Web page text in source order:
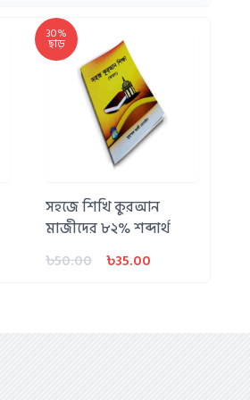
30%
ছাড়
সহজে শিখি কুরআন
মাজীদের ৮২% শব্দার্থ
৳50.00
৳35.00